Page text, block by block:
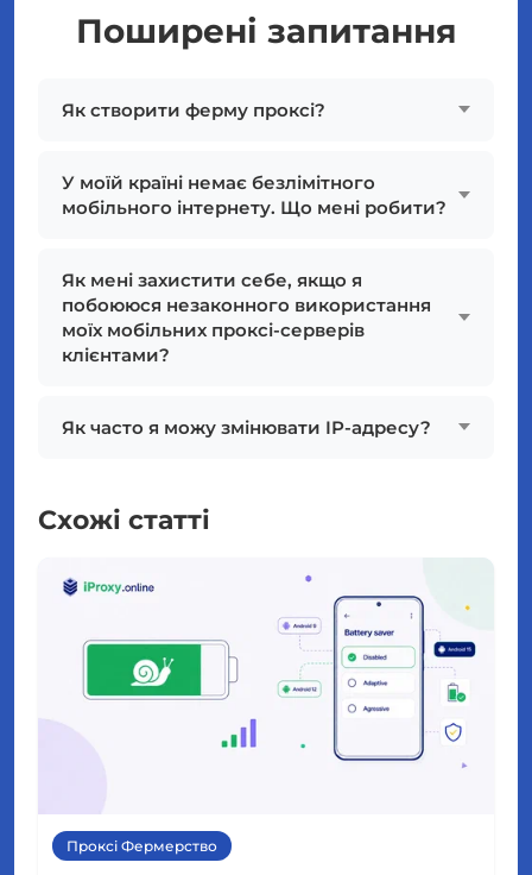
Поширені запитання
Як створити ферму проксі?
У моїй країні немає безлімітного
мобільного інтернету. Що мені робити?
Як мені захистити себе, якщо я
побоююся незаконного використання
моїх мобільних проксі-серверів
клієнтами?
Як часто я можу змінювати IP-адресу?
Схожі статті
Проксі Фермерство